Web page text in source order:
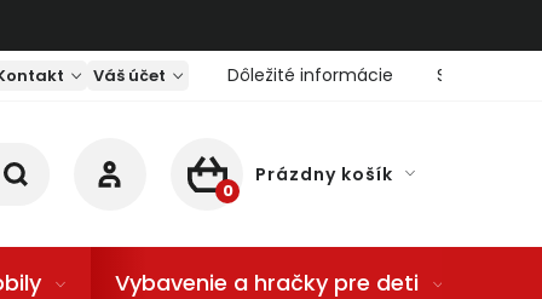
Váš účet Dôležité informácie Servis
NÁKUPNÝ KOŠÍK
Prázdny košík
Vybavenie a hračky pre deti